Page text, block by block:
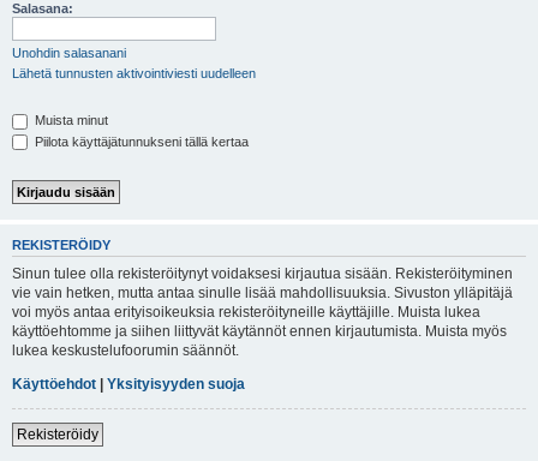
Salasana:
Unohdin salasanani
Lähetä tunnusten aktivointiviesti uudelleen
Muista minut
Piilota käyttäjätunnukseni tällä kertaa
REKISTERÖIDY
Sinun tulee olla rekisteröitynyt voidaksesi kirjautua sisään. Rekisteröityminen
vie vain hetken, mutta antaa sinulle lisää mahdollisuuksia. Sivuston ylläpitäjä
voi myös antaa erityisoikeuksia rekisteröityneille käyttäjille. Muista lukea
käyttöehtomme ja siihen liittyvät käytännöt ennen kirjautumista. Muista myös
lukea keskustelufoorumin säännöt.
Käyttöehdot | Yksityisyyden suoja
Rekisteröidy